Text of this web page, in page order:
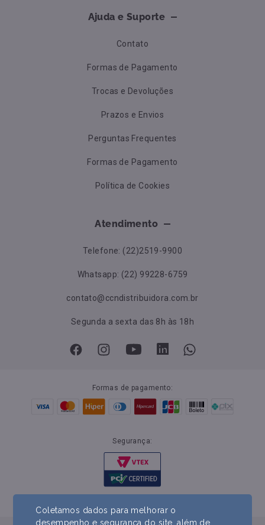
Ajuda e Suporte
Contato
Formas de Pagamento
Trocas e Devoluções
Prazos e Envios
Perguntas Frequentes
Formas de Pagamento
Política de Cookies
Atendimento
Telefone: (22)2519-9900
Whatsapp: (22) 99228-6759
contato@ccndistribuidora.com.br
Segunda a sexta das 8h às 18h
Formas de pagamento:
Segurança:
Coletamos dados para melhorar o
desempenho e segurança do site, além de